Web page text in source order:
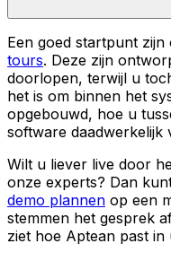
Een goed startpunt zijn
tours. Deze zijn
doorlopen, terwijl u
het is om binnen het
opgebouwd, hoe u
software
Wilt u liever live door
onze experts? Dan
demo plannen op een
stemmen het gesprek
ziet hoe Aptean past in